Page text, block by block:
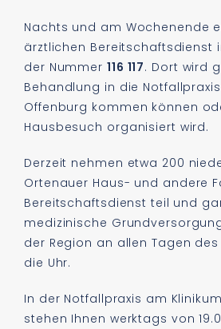
Nachts und am Wochenende
ärztlichen Bereitschaftsdienst
der Nummer 116 117. Dort wird
Behandlung in die
Offenburg kommen können
Hausbesuch organisiert wird.
Derzeit nehmen etwa 200
Ortenauer Haus- und andere
Bereitschaftsdienst teil und
medizinische
der Region an allen Tagen
die Uhr.
In der Notfallpraxis am
stehen Ihnen werktags von